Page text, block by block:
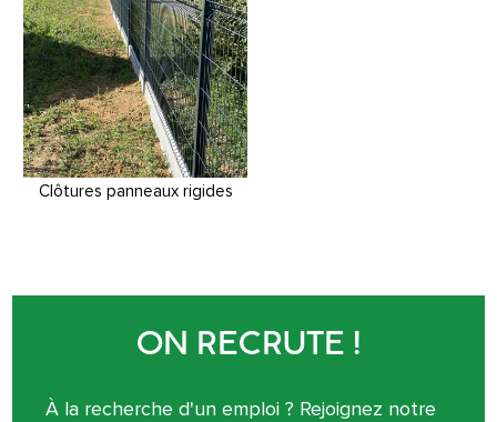
Clôtures panneaux rigides
ON RECRUTE !
À la recherche d'un emploi ? Rejoignez notre